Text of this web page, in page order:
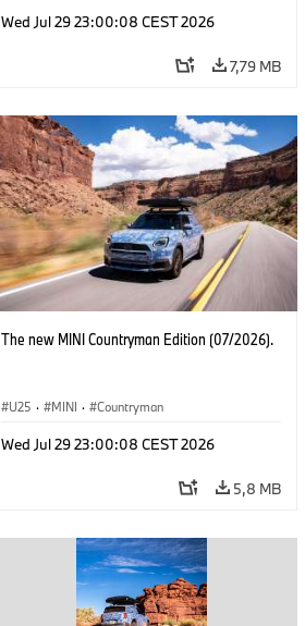
Wed Jul 29 23:00:08 CEST 2026
7,79 MB
The new MINI Countryman Edition (07/2026).
U25 · MINI · Countryman
Wed Jul 29 23:00:08 CEST 2026
5,8 MB